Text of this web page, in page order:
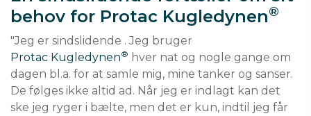
behov for Protac Kugledynen®
"Jeg er sindslidende . Jeg bruger
Protac Kugledynen® hver nat og nogle gange om
dagen bl.a. for at samle mig, mine tanker og sanser.
De følges ikke altid ad. Når jeg er indlagt kan det
ske jeg ryger i bælte, men det er kun, indtil jeg får